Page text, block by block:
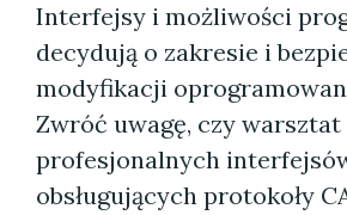
Interfejsy i możliwości
decydują o zakresie i
modyfikacji
Zwróć uwagę, czy
profesjonalnych
obsługujących protokoły